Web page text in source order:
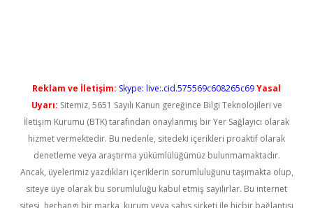
Reklam ve İletişim: Skype: live:.cid.575569c608265c69Yasal
Uyarı: Sitemiz, 5651 Sayılı Kanun gereğince Bilgi Teknolojileri ve
İletişim Kurumu (BTK) tarafından onaylanmış bir Yer Sağlayıcı olarak
hizmet vermektedir. Bu nedenle, sitedeki içerikleri proaktif olarak
denetleme veya araştırma yükümlülüğümüz bulunmamaktadır.
Ancak, üyelerimiz yazdıkları içeriklerin sorumluluğunu taşımakta olup,
siteye üye olarak bu sorumluluğu kabul etmiş sayılırlar. Bu internet
sitesi, herhangi bir marka, kurum veya şahıs şirketi ile hiçbir bağlantısı